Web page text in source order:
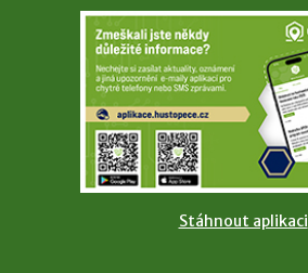
Stáhnout aplikaci